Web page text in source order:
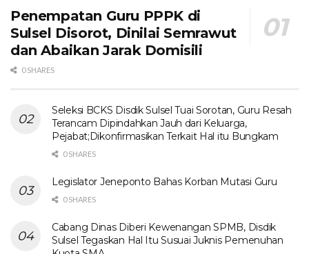
Penempatan Guru PPPK di
Sulsel Disorot, Dinilai Semrawut
dan Abaikan Jarak Domisili
0 SHARES
Seleksi BCKS Disdik Sulsel Tuai Sorotan, Guru Resah
Terancam Dipindahkan Jauh dari Keluarga,
Pejabat;Dikonfirmasikan Terkait Hal itu Bungkam
0 SHARES
Legislator Jeneponto Bahas Korban Mutasi Guru
0 SHARES
Cabang Dinas Diberi Kewenangan SPMB, Disdik
Sulsel Tegaskan Hal Itu Susuai Juknis Pemenuhan